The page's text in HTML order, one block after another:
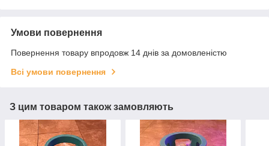
Умови повернення
Повернення товару впродовж 14 днів за домовленістю
Всі умови повернення
З цим товаром також замовляють